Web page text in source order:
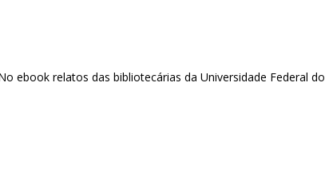
ebook relatos das bibliotecárias da Universidade Federal do